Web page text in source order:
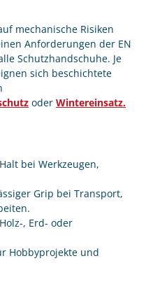
mechanische Risiken
Anforderungen der EN
Schutzhandschuhe. Je
sich beschichtete
oder Wintereinsatz.
bei Werkzeugen,
Grip bei Transport,
, Erd- oder
Hobbyprojekte und